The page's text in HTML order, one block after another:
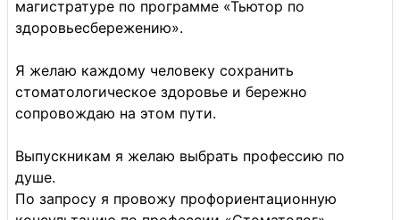
магистратуре по программе «Тьютор по
здоровьесбережению».
Я желаю каждому человеку сохранить
стоматологическое здоровье и бережно
сопровождаю на этом пути.
Выпускникам я желаю выбрать профессию по
душе.
По запросу я провожу профориентационную